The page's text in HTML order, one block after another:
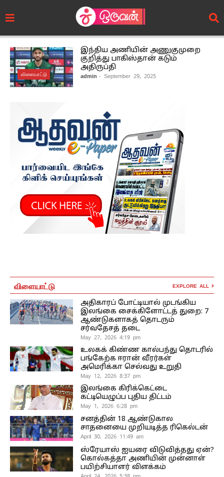
விளையாட்டு
இந்திய அணியின் அணுகுமுறை
குறித்து பாகிஸ்தான் கடும்
அதிருப்தி
admin - September 29, 2025
விளையாட்டு EXPLORE ALL
அதிகாரப் போட்டியால் முடங்கிய
இலங்கை சைக்கிளோட்டத் துறை: 7
ஆண்டுகளாகத் தொடரும்
சர்வதேசத் தடை
May 27, 2026 4:19 pm
உலகக் கிண்ண கால்பந்து தொடரில்
பங்கேற்க ஈரான் வீரர்கள்
அமெரிக்கா செல்வது உறுதி
May 12, 2026 8:37 pm
இலங்கை கிரிக்கெட்டை
கட்டியெழுப்ப புதிய திட்டம்
May 1, 2026 6:28 pm
சனத்தின் 18 ஆண்டுகால
சாதனையை முறியடித்த ரிகெல்டன்
April 30, 2026 11:49 am
ஸ்ரேயாஸ் ஐயரை விடுவித்தது ஏன்?
கொல்கத்தா அணியின் முன்னாள்
பயிற்சியாளர் விளக்கம்